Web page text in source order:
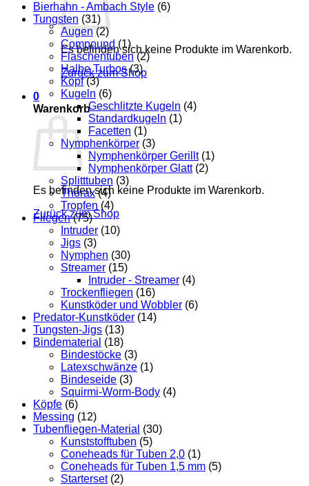
Es befinden sich keine Produkte im Warenkorb.
Zurück zum Shop
0
Warenkorb
Es befinden sich keine Produkte im Warenkorb.
Zurück zum Shop
Bierhahn - Ambach Style (6)
Tungsten (31)
Augen (2)
Compound (1)
Flaschentuben (2)
Halbe Turbos (3)
Kopf (3)
Kugeln (6)
Geschlitzte Kugeln (4)
Standardkugeln (1)
Facetten (1)
Nymphenkörper (3)
Nymphenkörper Gerillt (1)
Nymphenkörper Glatt (2)
Splitttuben (3)
Thorax (4)
Tropfen (4)
Fliegen (75)
Intruder (10)
Jigs (3)
Nymphen (30)
Streamer (15)
Intruder - Streamer (4)
Trockenfliegen (16)
Kunstköder und Wobbler (6)
Predator-Kunstköder (14)
Tungsten-Jigs (13)
Bindematerial (18)
Bindestöcke (3)
Latexschwänze (1)
Bindeseide (3)
Squirmi-Worm-Body (4)
Köpfe (6)
Messing (12)
Tubenfliegen-Material (30)
Kunststofftuben (5)
Coneheads für Tuben 2,0 (1)
Coneheads für Tuben 1,5 mm (5)
Starterset (2)